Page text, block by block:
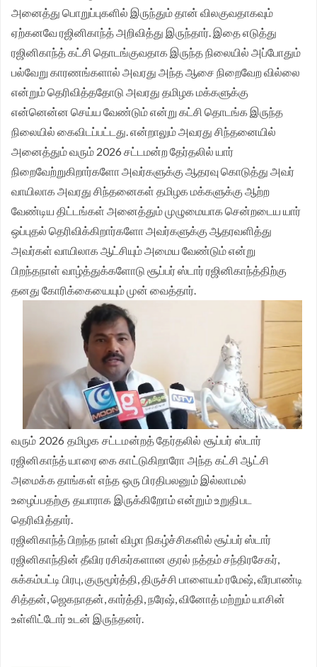
அனைத்து பொறுப்புகளில் இருந்தும் தான் விலகுவதாகவும்
ஏற்கனவே ரஜினிகாந்த் அறிவித்து இருந்தார். இதை எடுத்து
ரஜினிகாந்த் கட்சி தொடங்குவதாக இருந்த நிலையில் அப்போதும்
பல்வேறு காரணங்களால் அவரது அந்த ஆசை நிறைவேற வில்லை
என்றும் தெரிவித்ததோடு அவரது தமிழக மக்களுக்கு
என்னென்ன செய்ய வேண்டும் என்று கட்சி தொடங்க இருந்த
நிலையில் கைவிடப்பட்டது. என்றாலும் அவரது சிந்தனையில்
அனைத்தும் வரும் 2026 சட்டமன்ற தேர்தலில் யார்
நிறைவேற்றுகிறார்களோ அவர்களுக்கு ஆதரவு கொடுத்து அவர்
வாயிலாக அவரது சிந்தனைகள் தமிழக மக்களுக்கு ஆற்ற
வேண்டிய திட்டங்கள் அனைத்தும் முழுமையாக சென்றடைய யார்
ஒப்புதல் தெரிவிக்கிறார்களோ அவர்களுக்கு ஆதரவளித்து
அவர்கள் வாயிலாக ஆட்சியும் அமைய வேண்டும் என்று
பிறந்தநாள் வாழ்த்துக்களோடு சூப்பர் ஸ்டார் ரஜினிகாந்த்திற்கு
தனது கோரிக்கையையும் முன் வைத்தார்.
வரும் 2026 தமிழக சட்டமன்றத் தேர்தலில் சூப்பர் ஸ்டார்
ரஜினிகாந்த் யாரை கை காட்டுகிறாரோ அந்த கட்சி ஆட்சி
அமைக்க தாங்கள் எந்த ஒரு பிரதிபலனும் இல்லாமல்
உழைப்பதற்கு தயாராக இருக்கிறோம் என்றும் உறுதிபட
தெரிவித்தார்.
ரஜினிகாந்த் பிறந்த நாள் விழா நிகழ்ச்சிகளில் சூப்பர் ஸ்டார்
ரஜினிகாந்தின் தீவிர ரசிகர்களான குரல் நத்தம் சந்திரசேகர்,
சுக்கம்பட்டி பிரபு, குருமூர்த்தி, திருச்சி பாளையம் ரமேஷ், வீரபாண்டி
சித்தன், ஜெகநாதன், கார்த்தி, நரேஷ், வினோத் மற்றும் யாசின்
உள்ளிட்டோர் உடன் இருந்தனர்.